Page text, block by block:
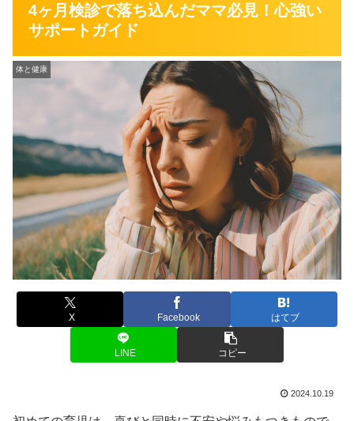
4ヶ月検診で落ち込んだママ必見！心強い
サポートガイド
体と健康
X Facebook はてブ
LINE コピー
2024.10.19